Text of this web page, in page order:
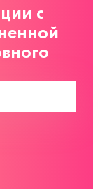
с